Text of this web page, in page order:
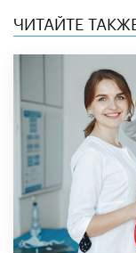
ЧИТАЙТЕ